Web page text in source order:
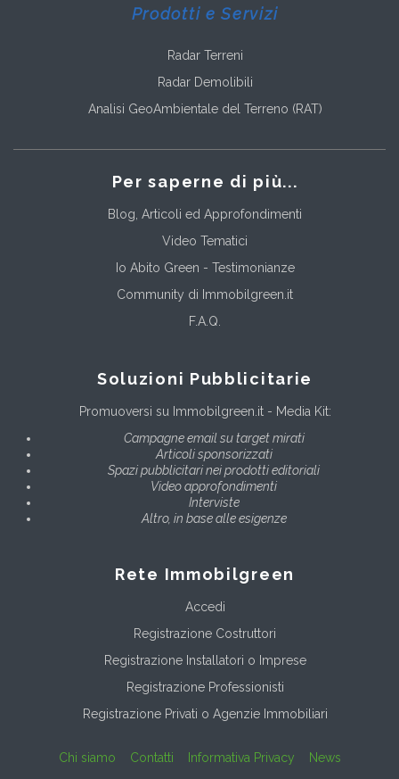
Prodotti e Servizi
Radar Terreni
Radar Demolibili
Analisi GeoAmbientale del Terreno (RAT)
Per saperne di più...
Blog, Articoli ed Approfondimenti
Video Tematici
Io Abito Green - Testimonianze
Community di Immobilgreen.it
F.A.Q.
Soluzioni Pubblicitarie
Promuoversi su Immobilgreen.it - Media Kit:
Campagne email su target mirati
Articoli sponsorizzati
Spazi pubblicitari nei prodotti editoriali
Video approfondimenti
Interviste
Altro, in base alle esigenze
Rete Immobilgreen
Accedi
Registrazione Costruttori
Registrazione Installatori o Imprese
Registrazione Professionisti
Registrazione Privati o Agenzie Immobiliari
Chi siamo Contatti Informativa Privacy News